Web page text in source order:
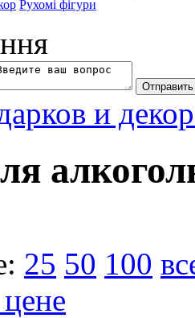
Рухомі фігури
и
25 50 100